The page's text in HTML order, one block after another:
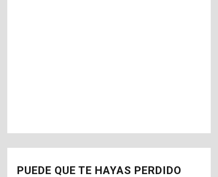
PUEDE QUE TE HAYAS PERDIDO